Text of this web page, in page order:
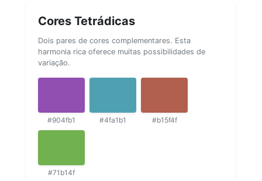
Cores Tetrádicas
Dois pares de cores complementares. Esta
harmonia rica oferece muitas possibilidades de
variação.
#904fb1 #4fa1b1 #b15f4f
#71b14f